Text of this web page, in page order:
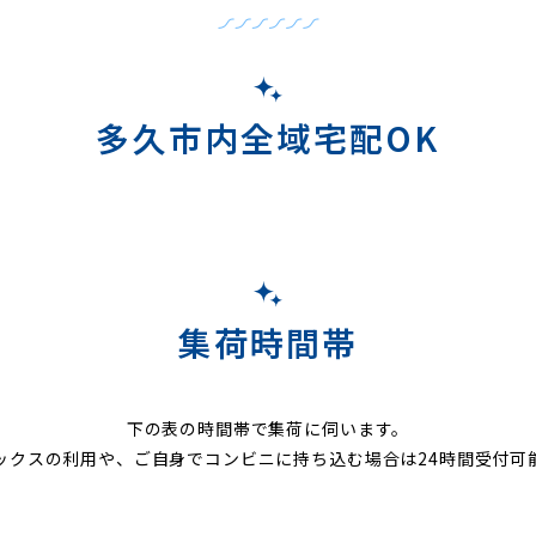
多久市内全域宅配OK
集荷時間帯
下の表の時間帯で集荷に伺います。
クスの利用や、ご自身でコンビニに持ち込む場合は24時間受付可